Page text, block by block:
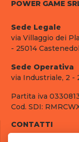
POWER GAME
Sede Legale
via Villaggio dei
- 25014
Sede Operativa
via Industriale, 2 -
Partita iva
Cod. SDI:
CONTATTI